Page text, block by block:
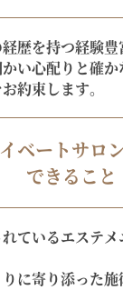
歴を持つ経験豊
い心配りと確か
約束します。
ベートサロ
できること
ているエステ
に寄り添った施